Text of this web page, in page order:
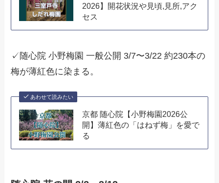
2026】開花状況や見頃,見所,アク
セス
✓随心院 小野梅園 一般公開 3/7〜3/22 約230本の
梅が薄紅色に染まる。
あわせて読みたい
京都 随心院【小野梅園2026公
開】薄紅色の「はねず梅」を愛で
る